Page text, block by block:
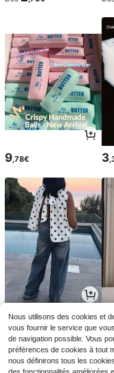
9 ,78€ 3
10,39€10,49€ 19
Nous utilisons des cookies et
vous fournir le service que
de navigation possible. Vous
préférences de cookies à tout
nous définirons tous les